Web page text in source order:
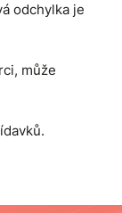
odchylka je
může